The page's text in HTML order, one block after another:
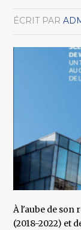
ÉCRIT PAR
À l'aube de
(2018-2022) et